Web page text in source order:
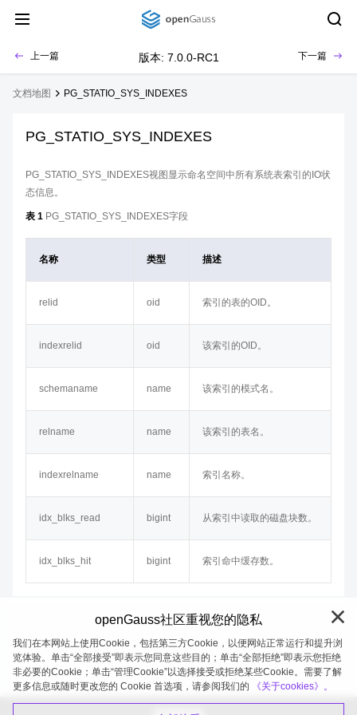
上一篇 版本: 7.0.0-RC1 下一篇
文档地图 PG_STATIO_SYS_INDEXES
PG_STATIO_SYS_INDEXES
PG_STATIO_SYS_INDEXES视图显示命名空间中所有系统表索引的IO状
态信息。
表 1 PG_STATIO_SYS_INDEXES字段
名称 类型 描述
relid oid 索引的表的OID。
indexrelid oid 该索引的OID。
schemaname name 该索引的模式名。
relname name 该索引的表名。
indexrelname name 索引名称。
idx_blks_read bigint 从索引中读取的磁盘块数。
idx_blks_hit bigint 索引命中缓存数。
openGauss 2026-08-06 20:05:29
openGauss社区重视您的隐私
我们在本网站上使用Cookie，包括第三方Cookie，以便网站正常运行和提升浏
览体验。单击“全部接受”即表示您同意这些目的；单击“全部拒绝”即表示您拒绝
非必要的Cookie；单击“管理Cookie”以选择接受或拒绝某些Cookie。需要了解
更多信息或随时更改您的 Cookie 首选项，请参阅我们的
《关于cookies》。